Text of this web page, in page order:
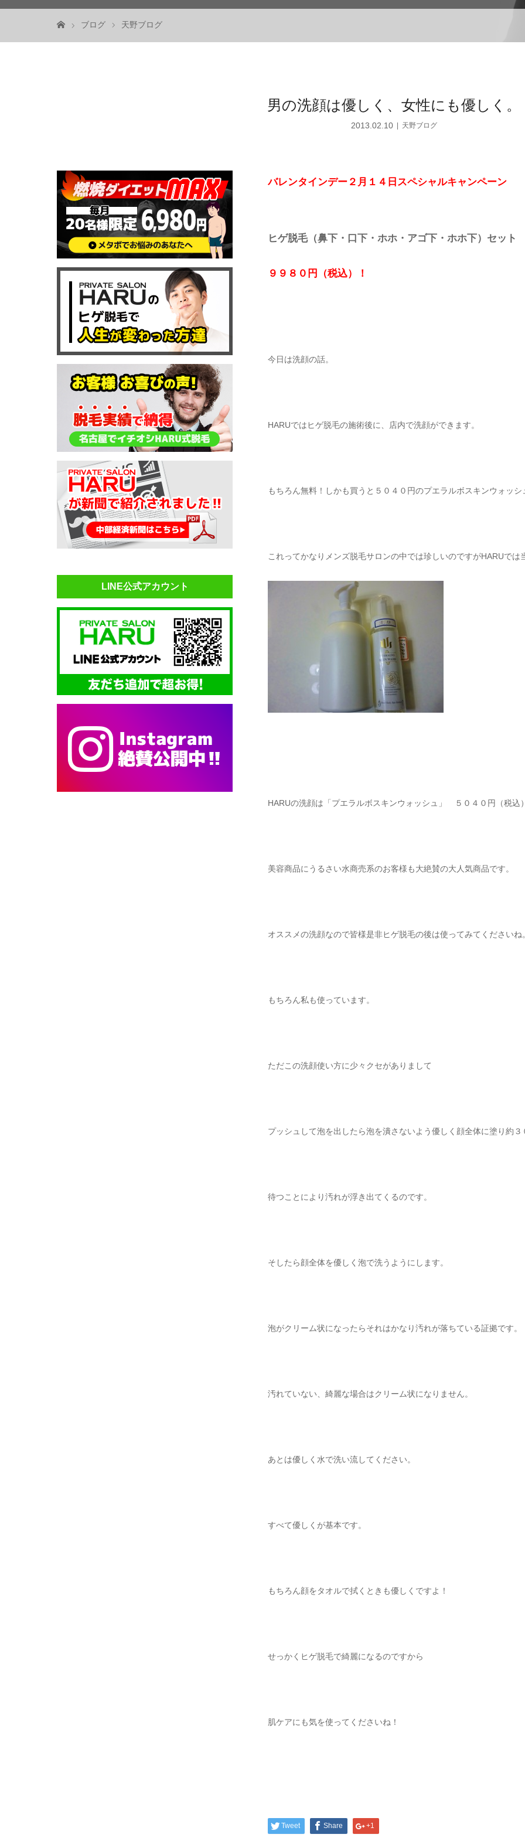
ブログ 天野ブログ
男の洗顔は優しく、女性にも優しく。
2013.02.10 天野ブログ
バレンタインデー２月１４日スペシャルキャンペーン
ヒゲ脱毛（鼻下・口下・ホホ・アゴ下・ホホ下）セット
９９８０円（税込）！
今日は洗顔の話。
HARUではヒゲ脱毛の施術後に、店内で洗顔ができます。
もちろん無料！しかも買うと５０４０円のプエラルボスキンウォッシ
これってかなりメンズ脱毛サロンの中では珍しいのですがHARUでは
HARUの洗顔は「プエラルボスキンウォッシュ」 ５０４０円（税込）
美容商品にうるさい水商売系のお客様も大絶賛の大人気商品です。
オススメの洗顔なので皆様是非ヒゲ脱毛の後は使ってみてくださいね
もちろん私も使っています。
ただこの洗顔使い方に少々クセがありまして
プッシュして泡を出したら泡を潰さないよう優しく顔全体に塗り約３
待つことにより汚れが浮き出てくるのです。
そしたら顔全体を優しく泡で洗うようにします。
泡がクリーム状になったらそれはかなり汚れが落ちている証拠です。
汚れていない、綺麗な場合はクリーム状になりません。
あとは優しく水で洗い流してください。
すべて優しくが基本です。
もちろん顔をタオルで拭くときも優しくですよ！
せっかくヒゲ脱毛で綺麗になるのですから
肌ケアにも気を使ってくださいね！
Tweet Share +1
LINE公式アカウント